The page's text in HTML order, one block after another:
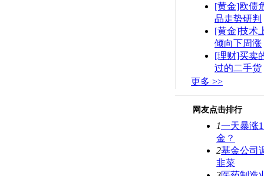
[黄金]欧债
品走势研判
[黄金]技术
倾向下周涨
[理财]买卖
过的二手货
更多 >>
网友点击排行
1一天暴涨
金？
2基金公司
韭菜